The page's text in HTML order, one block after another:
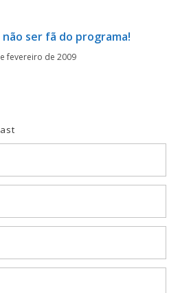
ser fã do programa!
fevereiro de 2009